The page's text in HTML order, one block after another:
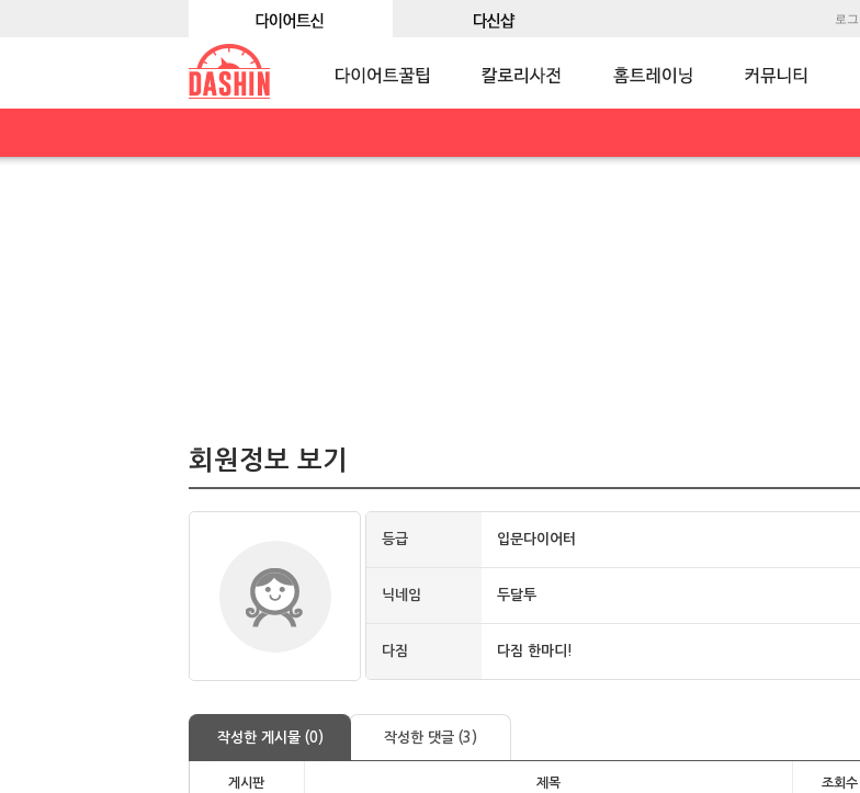
로
회원정보 보기
등급 입문다이어터
닉네임 두달투
다짐 다짐 한마디!
작성한 게시물 (0) 작성한 댓글 (3)
게시판 제목 조회수